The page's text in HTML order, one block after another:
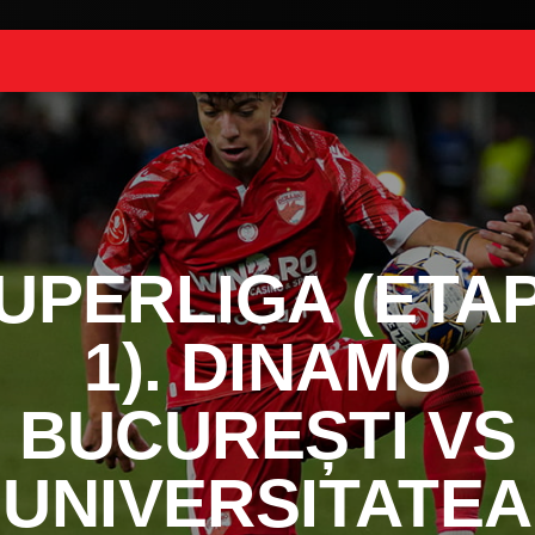
1). DINAMO
BUCUREȘTI VS
UNIVERSITATEA